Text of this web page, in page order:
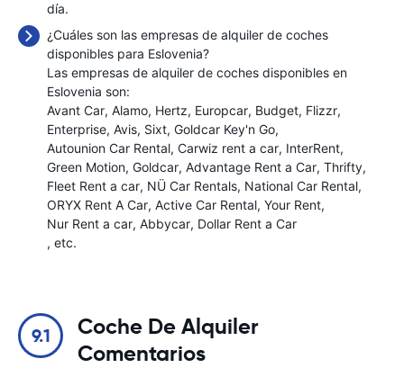
día.
¿Cuáles son las empresas de alquiler de coches
disponibles para Eslovenia?
Las empresas de alquiler de coches disponibles en
Eslovenia son:
Avant Car Alamo Hertz Europcar Budget Flizzr
Enterprise Avis Sixt Goldcar Key'n Go
Autounion Car Rental Carwiz rent a car InterRent
Green Motion Goldcar Advantage Rent a Car Thrifty
Fleet Rent a car NÜ Car Rentals National Car Rental
ORYX Rent A Car Active Car Rental Your Rent
Nur Rent a car Abbycar Dollar Rent a Car
, etc.
9.1
Coche De Alquiler
Comentarios